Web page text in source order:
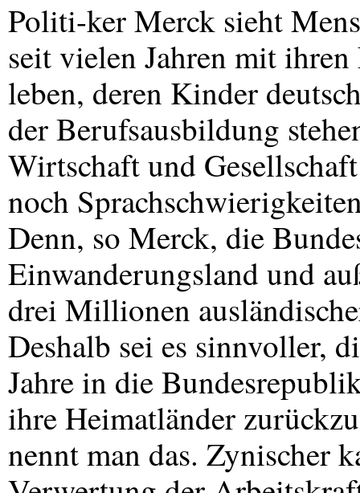
Politi-ker Merck sieht
seit vielen Jahren mit
leben, deren Kinder
der Berufsausbildung
Wirtschaft und
noch
Denn, so Merck, die
Einwanderungsland und
drei Millionen
Deshalb sei es sinnvoller,
Jahre in die
ihre Heimatländer
nennt man das. Zynischer